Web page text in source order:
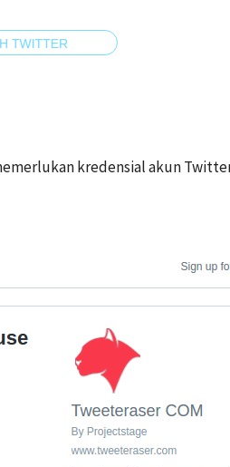
kredensial akun